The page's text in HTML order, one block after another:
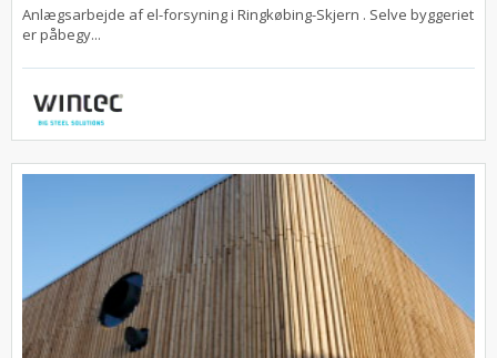
Anlægsarbejde af el-forsyning i Ringkøbing-Skjern . Selve byggeriet
er påbegy...